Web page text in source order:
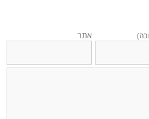
אתר